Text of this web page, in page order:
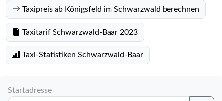
Taxipreis ab Königsfeld im Schwarzwald berechnen
Taxitarif Schwarzwald-Baar 2023
Taxi-Statistiken Schwarzwald-Baar
Startadresse